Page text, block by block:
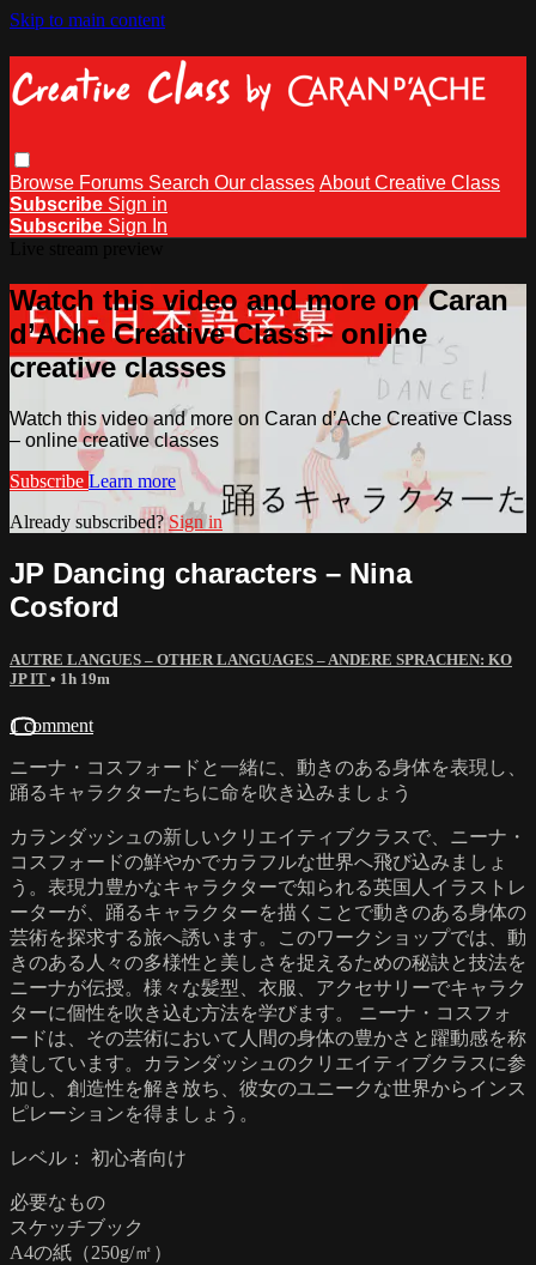
Skip to main content
Browse Forums Search Our classes About Creative Class
Subscribe Sign in
Subscribe Sign In
Watch this video and more on Caran
d’Ache Creative Class – online
creative classes
Watch this video and more on Caran d’Ache Creative Class
– online creative classes
Subscribe Learn more
Already subscribed?Sign in
JP Dancing characters – Nina
Cosford
AUTRE LANGUES – OTHER LANGUAGES – ANDERE SPRACHEN: KO
JP IT • 1h 19m
1 comment
ニーナ・コスフォードと一緒に、動きのある身体を表現し、
踊るキャラクターたちに命を吹き込みましょう
カランダッシュの新しいクリエイティブクラスで、ニーナ・
コスフォードの鮮やかでカラフルな世界へ飛び込みましょ
う。表現力豊かなキャラクターで知られる英国人イラストレ
ーターが、踊るキャラクターを描くことで動きのある身体の
芸術を探求する旅へ誘います。このワークショップでは、動
きのある人々の多様性と美しさを捉えるための秘訣と技法を
ニーナが伝授。様々な髪型、衣服、アクセサリーでキャラク
ターに個性を吹き込む方法を学びます。 ニーナ・コスフォ
ードは、その芸術において人間の身体の豊かさと躍動感を称
賛しています。カランダッシュのクリエイティブクラスに参
加し、創造性を解き放ち、彼女のユニークな世界からインス
ピレーションを得ましょう。
レベル： 初心者向け
必要なもの
スケッチブック
A4の紙（250g/㎡）